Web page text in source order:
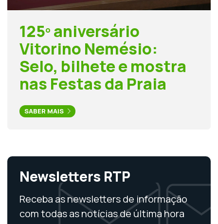
125º aniversário
Vitorino Nemésio:
Selo, bilhete e mostra
nas Festas da Praia
SABER MAIS
Newsletters RTP
Receba as newsletters de informação
com todas as notícias de última hora